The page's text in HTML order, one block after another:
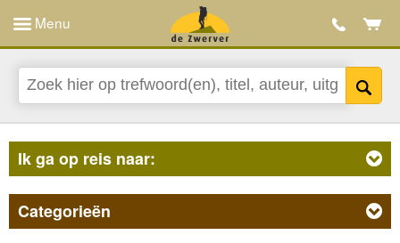
Menu
Ik ga op reis naar:
Categorieën